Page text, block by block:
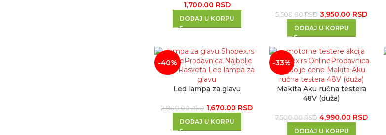
1,700.00 RSD
DODAJ U KORPU
5,500.00RSD 3,950.00 RSD
DODAJ U KORPU
-40%
Led lampa za glavu
2,800.00RSD 1,670.00 RSD
DODAJ U KORPU
-33%
Makita Aku ručna testera
48V (duža)
7,500.00RSD 4,990.00 RSD
DODAJ U KORPU